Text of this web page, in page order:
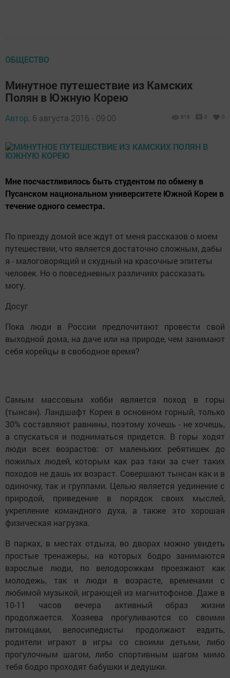
ОБЩЕСТВО
Минутное путешествие из Камских
Полян в Южную Корею
Автор, 6 августа 2016 - 09:00 819 0 0
Мне посчастливилось быть студентом по обмену в
Пусанском национальном университете Южной Кореи в
течение одного семестра.
По приезду домой все ждут от меня рассказов о моем
путешествии, что является достаточно сложным, дабы
я - малоговорящий и скудный на красочные эпитеты
человек. Но о повседневных различиях рассказать
могу.
Досуг
Пока люди в России предпочитают провести свой
выходной дома, на даче или на природе, чем занимают
себя корейцы в свободное время?
Самым массовым хобби является поход в горы
(тынсан). Ландшафт Кореи в основном горный, только
30% составляют равнины, поэтому хочешь - не хочешь,
а спускаться и подниматься придется. В горы ходят
люди всех возрастов: от маленьких ребятишек до
пожилых людей, которым как раз таки за счет таких
походов не дашь их возраст. Совершают тынсан как и в
одиночку, так и группами. Целью является уединение с
природой, приведение в порядок своих мыслей,
укрепление командного духа, а также это хорошая
физическая нагрузка.
В парках, в местах отдыха, во дворах можно увидеть
простые тренажеры, на которых бодро занимаются
взрослые люди, по велодорожкам проезжают как
молодежь, так и люди в возрасте, временами с
любимой музыкой, играющей из магнитофонов. Даже в
10-11 часов вечера активный образ жизни
продолжается. Хозяева прогуливаются со своими
питомцами, велосипедисты продолжают ездить,
родители играют в игры со своими детьми, либо
прогулочным шагом, либо спортивным шагом мимо
тебя бодро проходят бабушки и дедушки.